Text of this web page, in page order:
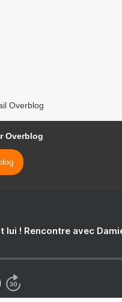
Overblog
Overblog
lui ! Rencontre avec